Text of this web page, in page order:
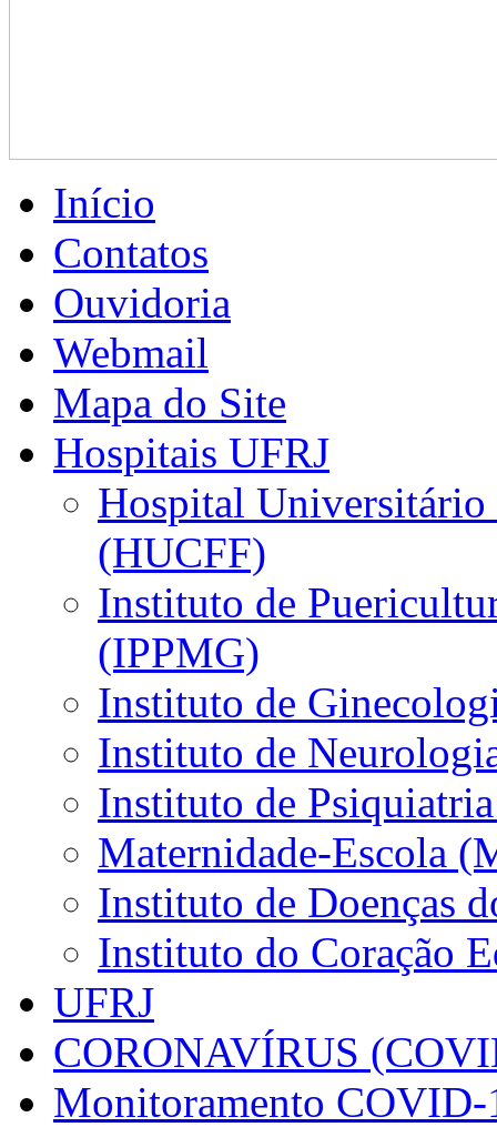
Início
Contatos
Ouvidoria
Webmail
Mapa do Site
Hospitais UFRJ
Hospital
(HUCFF)
Instituto de
(IPPMG)
Instituto de
Instituto de
Instituto de
Maternidade-Escola
Instituto de Doenças
Instituto do Coração
UFRJ
CORONAVÍRUS
Monitoramento COVID-